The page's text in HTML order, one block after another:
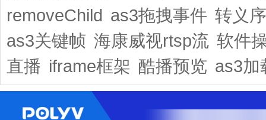
removeChild as3拖拽事件 转义
as3关键帧 海康威视rtsp流 软件
直播 iframe框架 酷播预览 as3加